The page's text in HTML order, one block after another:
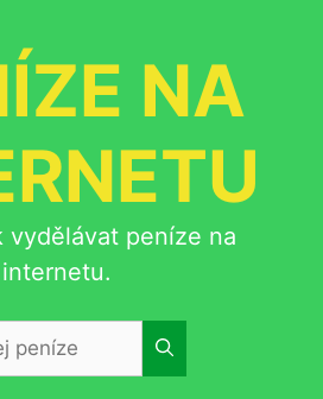
NA
vydělávat peníze na
internetu.